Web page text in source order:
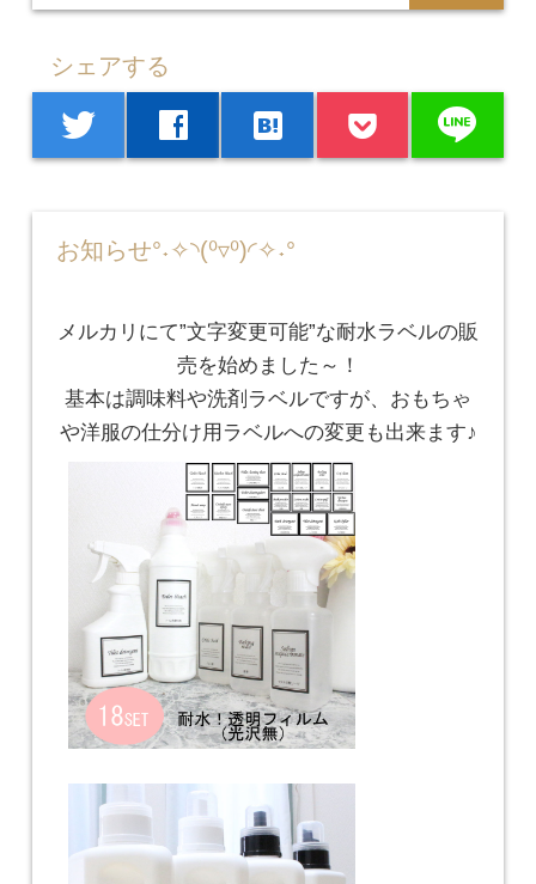
シェアする
twitter facebook hatenabookmark line
お知らせ°˖✧◝(⁰▿⁰)◜✧˖°
メルカリにて”文字変更可能”な耐水ラベルの販
売を始めました～！
基本は調味料や洗剤ラベルですが、おもちゃ
や洋服の仕分け用ラベルへの変更も出来ます♪